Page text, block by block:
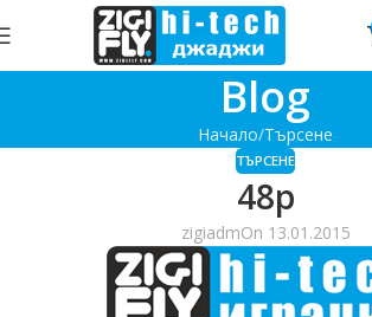
Blog
Начало Търсене
ТЪРСЕНЕ
48p
zigiadmOn 13.01.2015